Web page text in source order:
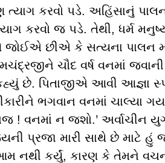
ત્યાગ કરવો પડે. અહિંસાનું
કરવો જ પડે. તેથી, ધર્મ
જોઈએ છીએ કે સત્યના પાલન
ચૌદ વર્ષ વનમાં
છે. પિતાજીએ આવી આજ્ઞા
ભગવાન વનમાં ચાલ્યા
વનમાં ન જશો.’ અર્વાચીન
પ્રજા મારી સાથે છે માટે હું
નથી કર્યું, કારણ કે તેમને